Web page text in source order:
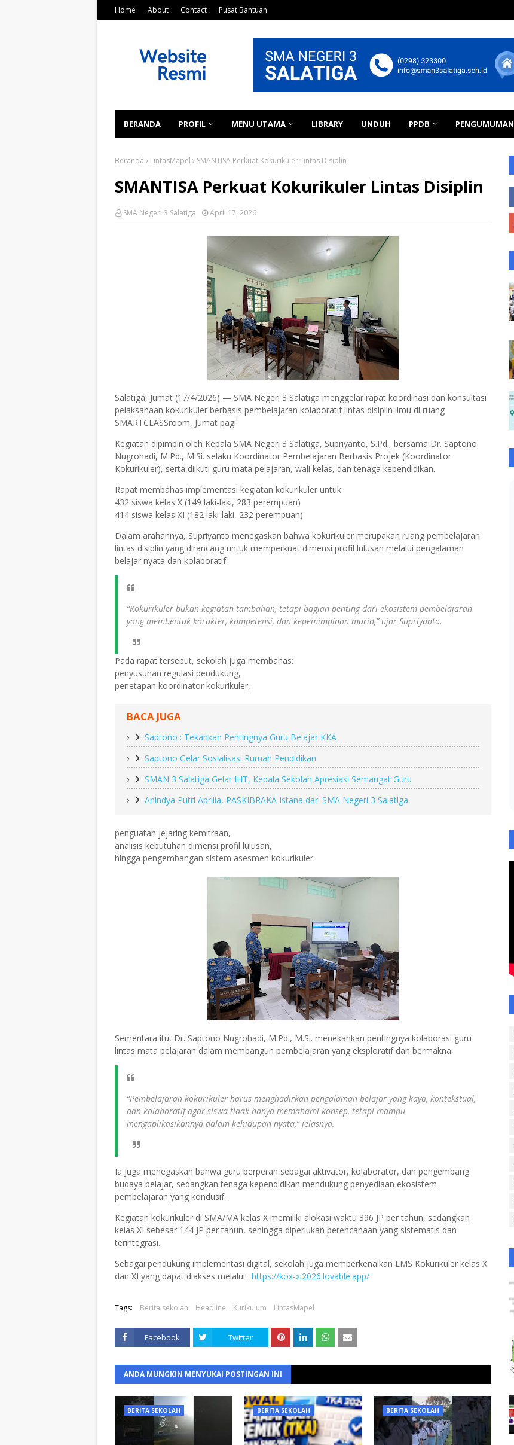
Home About Contact Pusat Bantuan
BERANDA PROFIL MENU UTAMA LIBRARY UNDUH PPDB PENGUMUMAN
Beranda LintasMapel SMANTISA Perkuat Kokurikuler Lintas Disiplin
SMANTISA Perkuat Kokurikuler Lintas Disiplin
SMA Negeri 3 Salatiga April 17, 2026
Salatiga, Jumat (17/4/2026) — SMA Negeri 3 Salatiga menggelar rapat koordinasi dan konsultasi
pelaksanaan kokurikuler berbasis pembelajaran kolaboratif lintas disiplin ilmu di ruang
SMARTCLASSroom, Jumat pagi.
Kegiatan dipimpin oleh Kepala SMA Negeri 3 Salatiga, Supriyanto, S.Pd., bersama Dr. Saptono
Nugrohadi, M.Pd., M.Si. selaku Koordinator Pembelajaran Berbasis Projek (Koordinator
Kokurikuler), serta diikuti guru mata pelajaran, wali kelas, dan tenaga kependidikan.
Rapat membahas implementasi kegiatan kokurikuler untuk:
432 siswa kelas X (149 laki-laki, 283 perempuan)
414 siswa kelas XI (182 laki-laki, 232 perempuan)
Dalam arahannya, Supriyanto menegaskan bahwa kokurikuler merupakan ruang pembelajaran
lintas disiplin yang dirancang untuk memperkuat dimensi profil lulusan melalui pengalaman
belajar nyata dan kolaboratif.
“Kokurikuler bukan kegiatan tambahan, tetapi bagian penting dari ekosistem pembelajaran
yang membentuk karakter, kompetensi, dan kepemimpinan murid,” ujar Supriyanto.
Pada rapat tersebut, sekolah juga membahas:
penyusunan regulasi pendukung,
penetapan koordinator kokurikuler,
BACA JUGA
Saptono : Tekankan Pentingnya Guru Belajar KKA
Saptono Gelar Sosialisasi Rumah Pendidikan
SMAN 3 Salatiga Gelar IHT, Kepala Sekolah Apresiasi Semangat Guru
Anindya Putri Aprilia, PASKIBRAKA Istana dari SMA Negeri 3 Salatiga
penguatan jejaring kemitraan,
analisis kebutuhan dimensi profil lulusan,
hingga pengembangan sistem asesmen kokurikuler.
Sementara itu, Dr. Saptono Nugrohadi, M.Pd., M.Si. menekankan pentingnya kolaborasi guru
lintas mata pelajaran dalam membangun pembelajaran yang eksploratif dan bermakna.
“Pembelajaran kokurikuler harus menghadirkan pengalaman belajar yang kaya, kontekstual,
dan kolaboratif agar siswa tidak hanya memahami konsep, tetapi mampu
mengaplikasikannya dalam kehidupan nyata,” jelasnya.
Ia juga menegaskan bahwa guru berperan sebagai aktivator, kolaborator, dan pengembang
budaya belajar, sedangkan tenaga kependidikan mendukung penyediaan ekosistem
pembelajaran yang kondusif.
Kegiatan kokurikuler di SMA/MA kelas X memiliki alokasi waktu 396 JP per tahun, sedangkan
kelas XI sebesar 144 JP per tahun, sehingga diperlukan perencanaan yang sistematis dan
terintegrasi.
Sebagai pendukung implementasi digital, sekolah juga memperkenalkan LMS Kokurikuler kelas X
dan XI yang dapat diakses melalui: https://kox-xi2026.lovable.app/
Tags: Berita sekolah Headline Kurikulum LintasMapel
Facebook Twitter
ANDA MUNGKIN MENYUKAI POSTINGAN INI
BERITA SEKOLAH BERITA SEKOLAH BERITA SEKOLAH